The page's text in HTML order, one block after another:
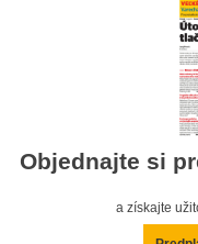
Objednajte si
a získajte